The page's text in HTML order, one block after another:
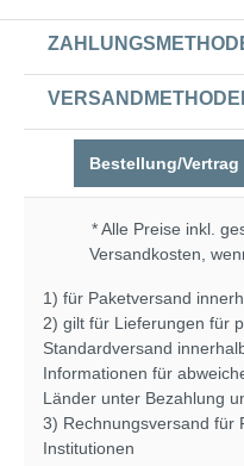
Bestellung/
* Alle Preise inkl.
Versandkosten ,
1) für Paketversand
2) gilt für Lieferungen für
Standardversand
Informationen für
Länder unter Bezahlung
3) Rechnungsversand für
Institutionen